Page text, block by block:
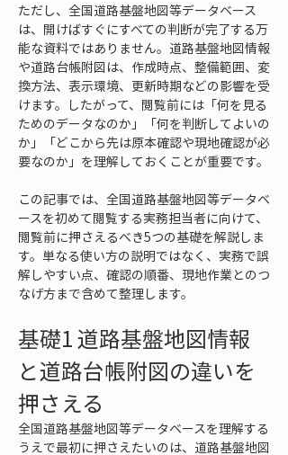
ただし、全国道路基盤地図等データベース
は、開けばすぐにすべての判断が完了する万
能な資料ではありません。道路基盤地図情報
や道路台帳附図は、作成時点、整備範囲、変
換方法、表示環境、更新時期などの影響を受
けます。したがって、閲覧前には「何を見る
ためのデータなのか」「何を判断してよいの
か」「どこから先は原本確認や現地確認が必
要なのか」を理解しておくことが重要です。
この記事では、全国道路基盤地図等データベ
ースを初めて閲覧する実務担当者に向けて、
閲覧前に押さえるべき5つの基礎を解説しま
す。単なる使い方の説明ではなく、実務で誤
解しやすい点、確認の順番、現地作業とのつ
なげ方まで含めて整理します。
基礎1 道路基盤地図情報
と道路台帳附図の違いを
押さえる
全国道路基盤地図等データベースを理解する
うえで最初に押さえたいのは、道路基盤地図